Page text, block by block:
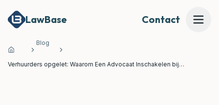
LawBase Contact
Mijn Dossier Beoordelen
Home
Blog
Verhuurders opgelet: Waarom Een Advocaat Inschakelen bij